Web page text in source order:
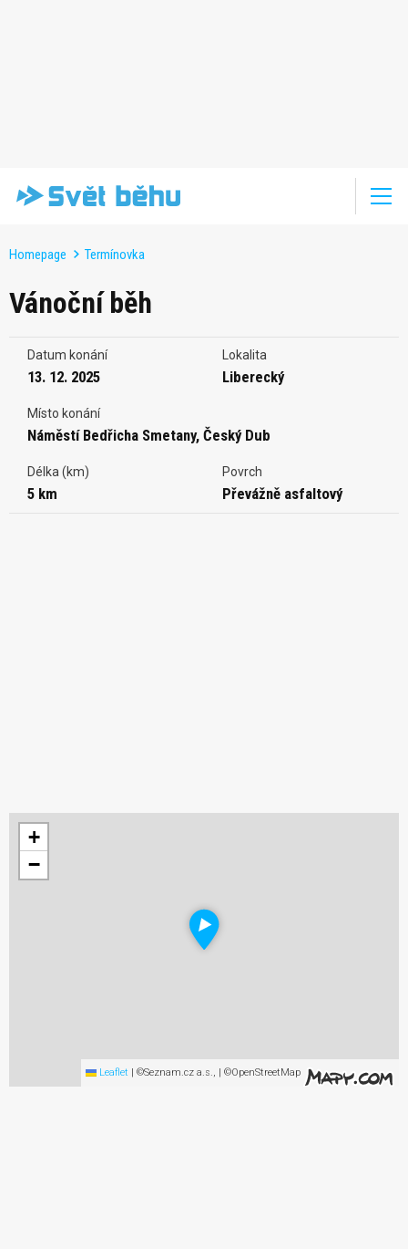
Homepage Termínovka
Vánoční běh
Datum konání
13. 12. 2025
Lokalita
Liberecký
Místo konání
Náměstí Bedřicha Smetany, Český Dub
Délka (km)
5 km
Povrch
Převážně asfaltový
+
−
Leaflet | ©Seznam.cz a.s., | ©OpenStreetMap